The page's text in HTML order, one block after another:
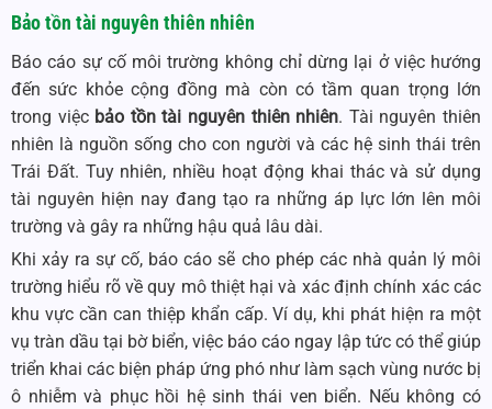
Bảo tồn tài nguyên thiên nhiên
Báo cáo sự cố môi trường không chỉ dừng lại ở việc hướng
đến sức khỏe cộng đồng mà còn có tầm quan trọng lớn
trong việc bảo tồn tài nguyên thiên nhiên. Tài nguyên thiên
nhiên là nguồn sống cho con người và các hệ sinh thái trên
Trái Đất. Tuy nhiên, nhiều hoạt động khai thác và sử dụng
tài nguyên hiện nay đang tạo ra những áp lực lớn lên môi
trường và gây ra những hậu quả lâu dài.
Khi xảy ra sự cố, báo cáo sẽ cho phép các nhà quản lý môi
trường hiểu rõ về quy mô thiệt hại và xác định chính xác các
khu vực cần can thiệp khẩn cấp. Ví dụ, khi phát hiện ra một
vụ tràn dầu tại bờ biển, việc báo cáo ngay lập tức có thể giúp
triển khai các biện pháp ứng phó như làm sạch vùng nước bị
ô nhiễm và phục hồi hệ sinh thái ven biển. Nếu không có